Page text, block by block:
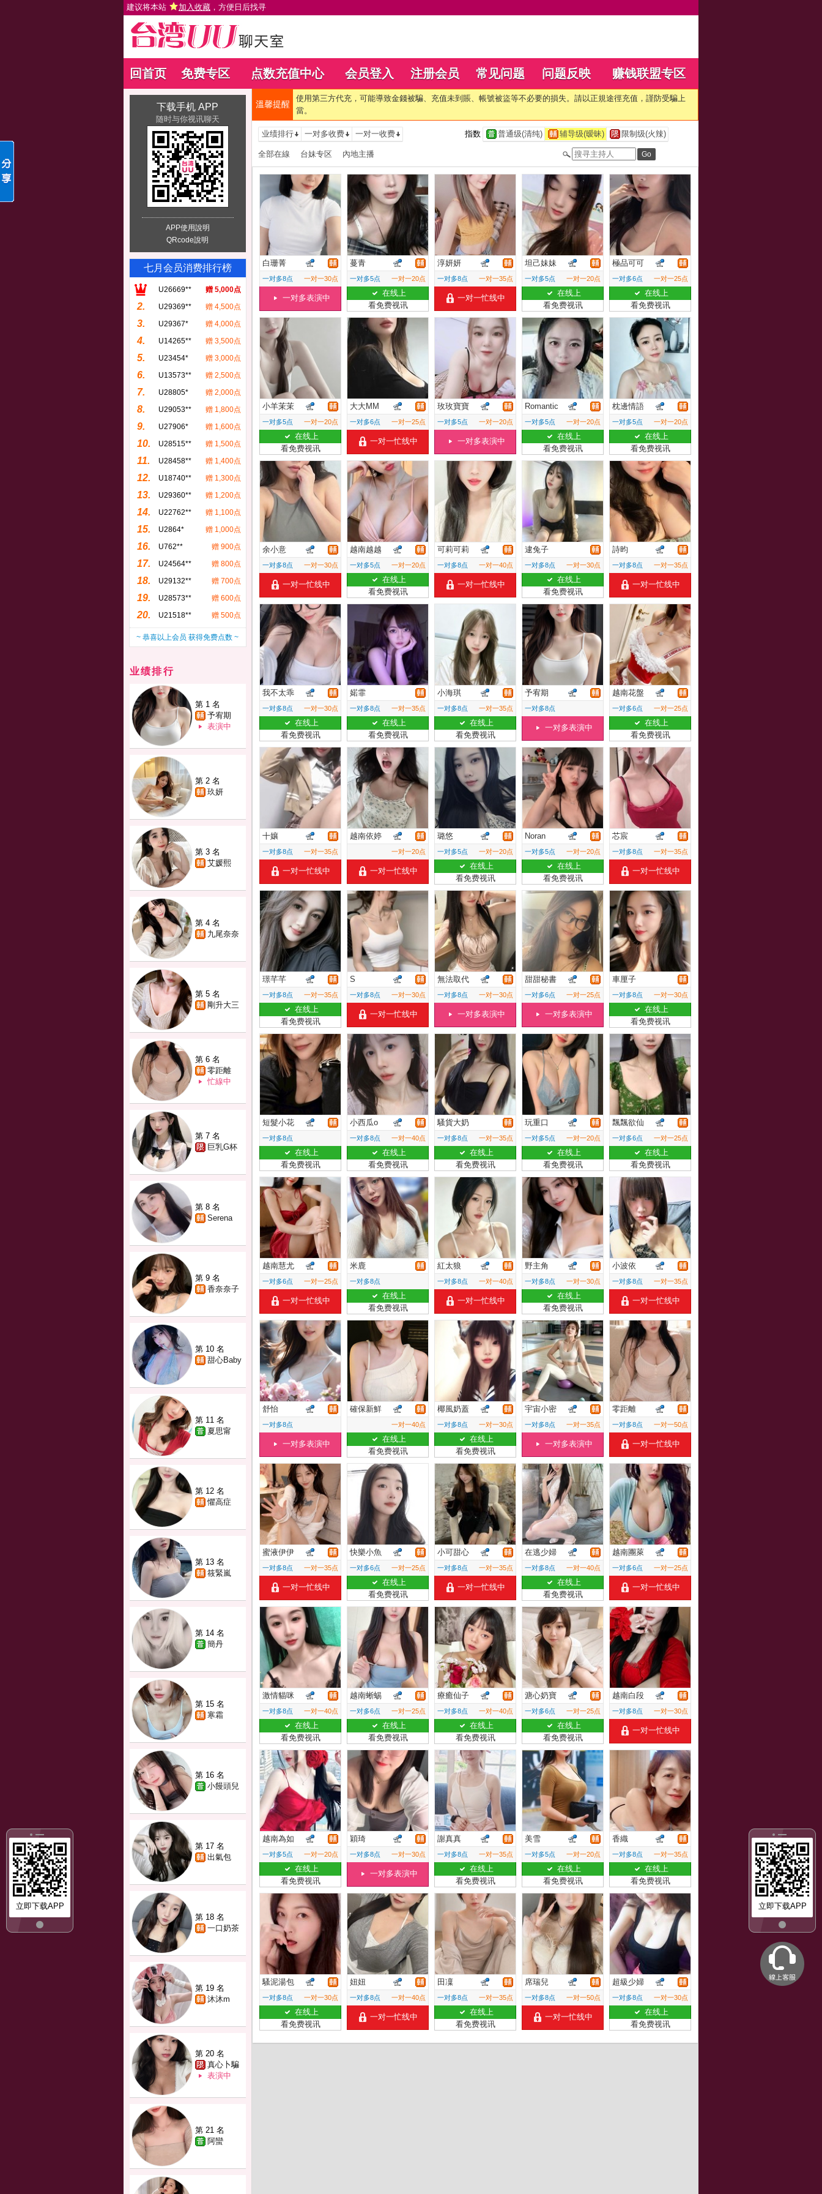
建议将本站 加入收藏 ，方便日后找寻
回首页 免费专区 点数充值中心 会员登入 注册会员 常见问题 问题反映 赚钱联盟专区
下载手机 APP
随时与你视讯聊天
APP使用說明
QRcode說明
七月会员消费排行榜
U26669** 赠 5,000点
2. U29369** 赠 4,500点
3. U29367* 赠 4,000点
4. U14265** 赠 3,500点
5. U23454* 赠 3,000点
6. U13573** 赠 2,500点
7. U28805* 赠 2,000点
8. U29053** 赠 1,800点
9. U27906* 赠 1,600点
10. U28515** 赠 1,500点
11. U28458** 赠 1,400点
12. U18740** 赠 1,300点
13. U29360** 赠 1,200点
14. U22762** 赠 1,100点
15. U2864* 赠 1,000点
16. U762** 赠 900点
17. U24564** 赠 800点
18. U29132** 赠 700点
19. U28573** 赠 600点
20. U21518** 赠 500点
~ 恭喜以上会员 获得免费点数 ~
业绩排行
第 1 名
予宥期
表演中
第 2 名
玖妍
第 3 名
艾媛熙
第 4 名
九尾奈奈
第 5 名
剛升大三
第 6 名
零距離
忙線中
第 7 名
巨乳G杯
第 8 名
Serena
第 9 名
香奈奈子
第 10 名
甜心Baby
第 11 名
夏思甯
第 12 名
懼高症
第 13 名
筱緊嵐
第 14 名
簡丹
第 15 名
寒霜
第 16 名
小饅頭兒
第 17 名
出氣包
第 18 名
一口奶茶
第 19 名
沐沐m
第 20 名
真心卜騙
表演中
第 21 名
阿蠻
溫馨提醒
使用第三方代充，可能導致金錢被騙、充值未到賬、帳號被盜等不必要的損失。請以正規途徑充值，謹防受騙上
當。
立即下载APP
立即下载APP
业绩排行 一对多收费 一对一收费 指数 普通级(清纯) 辅导级(暧昧) 限制级(火辣)
全部在線 台妹专区 內地主播
白珊菁
一对多8点 一对一30点
一对多表演中
蔓青
一对多5点 一对一20点
在线上
看免费视讯
淳妍妍
一对多8点 一对一35点
一对一忙线中
坦己妹妹
一对多5点 一对一20点
在线上
看免费视讯
極品可可
一对多6点 一对一25点
在线上
看免费视讯
小羊茉茉
一对多5点 一对一20点
在线上
看免费视讯
大大MM
一对多6点 一对一25点
一对一忙线中
玫玫寶寶
一对多5点 一对一20点
一对多表演中
Romantic
一对多5点 一对一20点
在线上
看免费视讯
枕邊情語
一对多5点 一对一20点
在线上
看免费视讯
余小意
一对多8点 一对一30点
一对一忙线中
越南越越
一对多5点 一对一20点
在线上
看免费视讯
可莉可莉
一对多8点 一对一40点
一对一忙线中
逮兔子
一对多8点 一对一30点
在线上
看免费视讯
詩昀
一对多8点 一对一35点
一对一忙线中
我不太乖
一对多8点 一对一30点
在线上
看免费视讯
婼霏
一对多8点 一对一35点
在线上
看免费视讯
小海琪
一对多8点 一对一35点
在线上
看免费视讯
予宥期
一对多8点
一对多表演中
越南花盤
一对多6点 一对一25点
在线上
看免费视讯
十孃
一对多8点 一对一35点
一对一忙线中
越南依婷
一对一20点
一对一忙线中
璐悠
一对多5点 一对一20点
在线上
看免费视讯
Noran
一对多5点 一对一20点
在线上
看免费视讯
芯宸
一对多8点 一对一35点
一对一忙线中
璟芊芊
一对多8点 一对一35点
在线上
看免费视讯
S
一对多8点 一对一30点
一对一忙线中
無法取代
一对多8点 一对一30点
一对多表演中
甜甜秘書
一对多6点 一对一25点
一对多表演中
車厘子
一对多8点 一对一30点
在线上
看免费视讯
短髮小花
一对多8点
在线上
看免费视讯
小西瓜o
一对多8点 一对一40点
在线上
看免费视讯
騷貨大奶
一对多8点 一对一35点
在线上
看免费视讯
玩重口
一对多5点 一对一20点
在线上
看免费视讯
飄飄欲仙
一对多6点 一对一25点
在线上
看免费视讯
越南慧尤
一对多6点 一对一25点
一对一忙线中
米鹿
一对多8点
在线上
看免费视讯
紅太狼
一对多8点 一对一40点
一对一忙线中
野主角
一对多8点 一对一30点
在线上
看免费视讯
小波依
一对多8点 一对一35点
一对一忙线中
舒怡
一对多8点
一对多表演中
確保新鮮
一对一40点
在线上
看免费视讯
椰風奶蓋
一对多8点 一对一30点
在线上
看免费视讯
宇宙小密
一对多8点 一对一35点
一对多表演中
零距離
一对多8点 一对一50点
一对一忙线中
蜜液伊伊
一对多8点 一对一35点
一对一忙线中
快樂小魚
一对多6点 一对一25点
在线上
看免费视讯
小可甜心
一对多8点 一对一35点
一对一忙线中
在逃少婦
一对多8点 一对一40点
在线上
看免费视讯
越南團萊
一对多6点 一对一25点
一对一忙线中
激情貓咪
一对多8点 一对一40点
在线上
看免费视讯
越南蜥蜴
一对多6点 一对一25点
在线上
看免费视讯
療癒仙子
一对多8点 一对一40点
在线上
看免费视讯
溏心奶寶
一对多6点 一对一25点
在线上
看免费视讯
越南白段
一对多8点 一对一30点
一对一忙线中
越南為如
一对多5点 一对一20点
在线上
看免费视讯
穎琦
一对多8点 一对一30点
一对多表演中
謝真真
一对多8点 一对一35点
在线上
看免费视讯
美雪
一对多5点 一对一20点
在线上
看免费视讯
香織
一对多8点 一对一35点
在线上
看免费视讯
騷泥湯包
一对多8点 一对一30点
在线上
看免费视讯
妞妞
一对多8点 一对一40点
一对一忙线中
田凜
一对多8点 一对一35点
在线上
看免费视讯
席瑞兒
一对多8点 一对一50点
一对一忙线中
超級少婦
一对多8点 一对一30点
在线上
看免费视讯